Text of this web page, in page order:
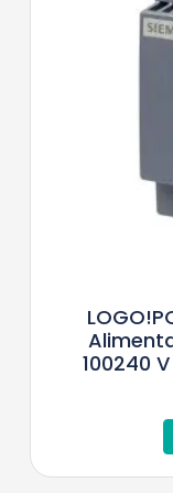
100240